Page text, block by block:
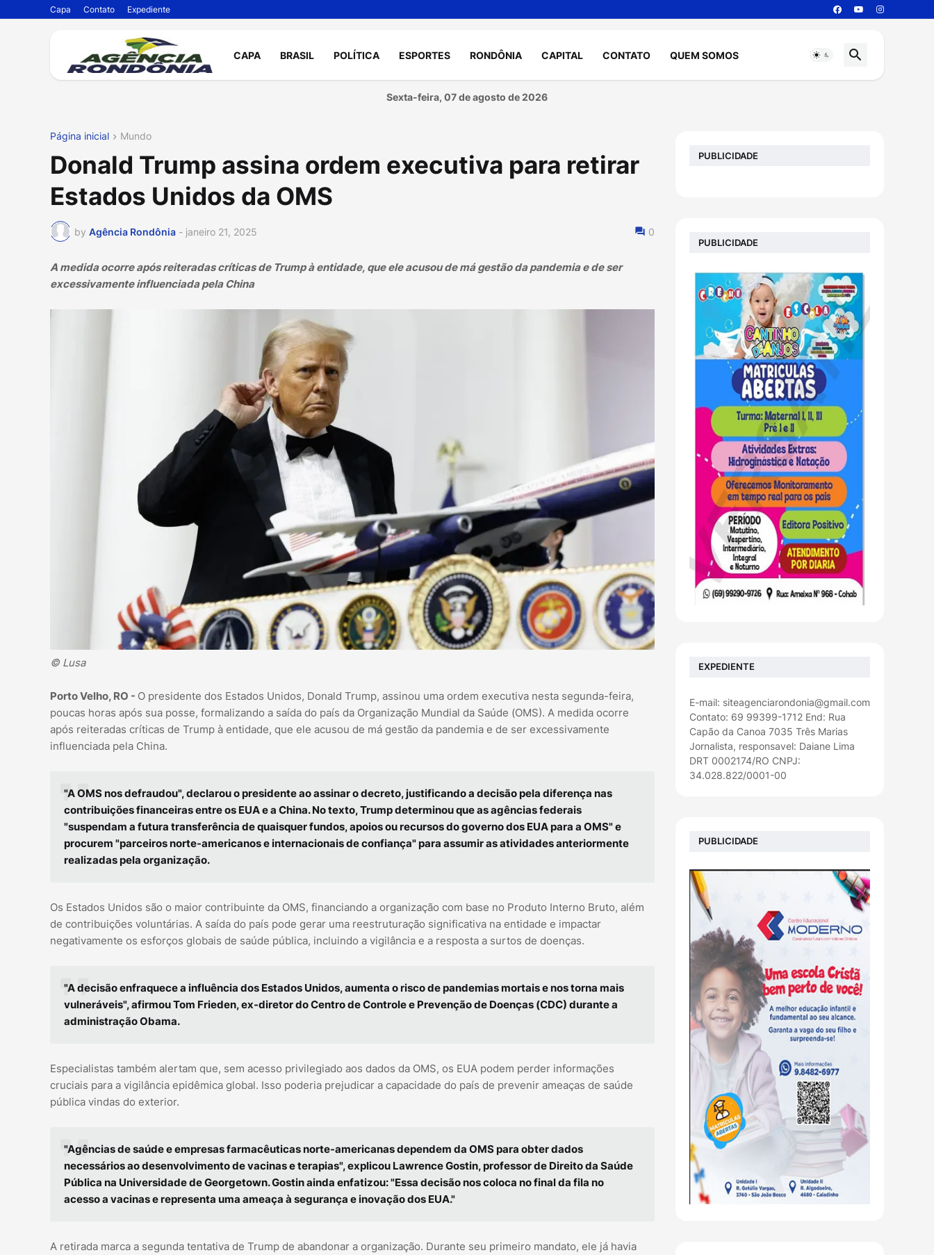
Capa Contato Expediente
CAPA BRASIL POLÍTICA ESPORTES RONDÔNIA CAPITAL CONTATO QUEM SOMOS
Sexta-feira, 07 de agosto de 2026
Página inicial Mundo
Donald Trump assina ordem executiva para retirar
Estados Unidos da OMS
by Agência Rondônia - janeiro 21, 2025 0
A medida ocorre após reiteradas críticas de Trump à entidade, que ele acusou de má gestão da pandemia e de ser
excessivamente influenciada pela China
© Lusa
Porto Velho, RO - O presidente dos Estados Unidos, Donald Trump, assinou uma ordem executiva nesta segunda-feira,
poucas horas após sua posse, formalizando a saída do país da Organização Mundial da Saúde (OMS). A medida ocorre
após reiteradas críticas de Trump à entidade, que ele acusou de má gestão da pandemia e de ser excessivamente
influenciada pela China.
"A OMS nos defraudou", declarou o presidente ao assinar o decreto, justificando a decisão pela diferença nas
contribuições financeiras entre os EUA e a China. No texto, Trump determinou que as agências federais
"suspendam a futura transferência de quaisquer fundos, apoios ou recursos do governo dos EUA para a OMS" e
procurem "parceiros norte-americanos e internacionais de confiança" para assumir as atividades anteriormente
realizadas pela organização.
Os Estados Unidos são o maior contribuinte da OMS, financiando a organização com base no Produto Interno Bruto, além
de contribuições voluntárias. A saída do país pode gerar uma reestruturação significativa na entidade e impactar
negativamente os esforços globais de saúde pública, incluindo a vigilância e a resposta a surtos de doenças.
"A decisão enfraquece a influência dos Estados Unidos, aumenta o risco de pandemias mortais e nos torna mais
vulneráveis", afirmou Tom Frieden, ex-diretor do Centro de Controle e Prevenção de Doenças (CDC) durante a
administração Obama.
Especialistas também alertam que, sem acesso privilegiado aos dados da OMS, os EUA podem perder informações
cruciais para a vigilância epidêmica global. Isso poderia prejudicar a capacidade do país de prevenir ameaças de saúde
pública vindas do exterior.
"Agências de saúde e empresas farmacêuticas norte-americanas dependem da OMS para obter dados
necessários ao desenvolvimento de vacinas e terapias", explicou Lawrence Gostin, professor de Direito da Saúde
Pública na Universidade de Georgetown. Gostin ainda enfatizou: "Essa decisão nos coloca no final da fila no
acesso a vacinas e representa uma ameaça à segurança e inovação dos EUA."
A retirada marca a segunda tentativa de Trump de abandonar a organização. Durante seu primeiro mandato, ele já havia
PUBLICIDADE
PUBLICIDADE
EXPEDIENTE
E-mail: siteagenciarondonia@gmail.com
Contato: 69 99399-1712 End: Rua
Capão da Canoa 7035 Três Marias
Jornalista, responsavel: Daiane Lima
DRT 0002174/RO CNPJ:
34.028.822/0001-00
PUBLICIDADE